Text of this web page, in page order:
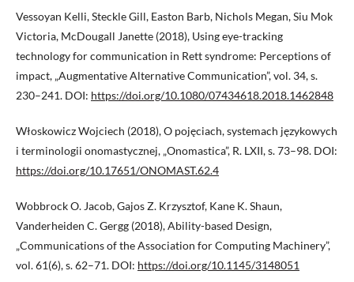
Vessoyan Kelli, Steckle Gill, Easton Barb, Nichols Megan, Siu Mok
Victoria, McDougall Janette (2018), Using eye-tracking
technology for communication in Rett syndrome: Perceptions of
impact, „Augmentative Alternative Communication”, vol. 34, s.
230–241. DOI: https://doi.org/10.1080/07434618.2018.1462848
Włoskowicz Wojciech (2018), O pojęciach, systemach językowych
i terminologii onomastycznej, „Onomastica”, R. LXII, s. 73–98. DOI:
https://doi.org/10.17651/ONOMAST.62.4
Wobbrock O. Jacob, Gajos Z. Krzysztof, Kane K. Shaun,
Vanderheiden C. Gergg (2018), Ability-based Design,
„Communications of the Association for Computing Machinery”,
vol. 61(6), s. 62–71. DOI: https://doi.org/10.1145/3148051